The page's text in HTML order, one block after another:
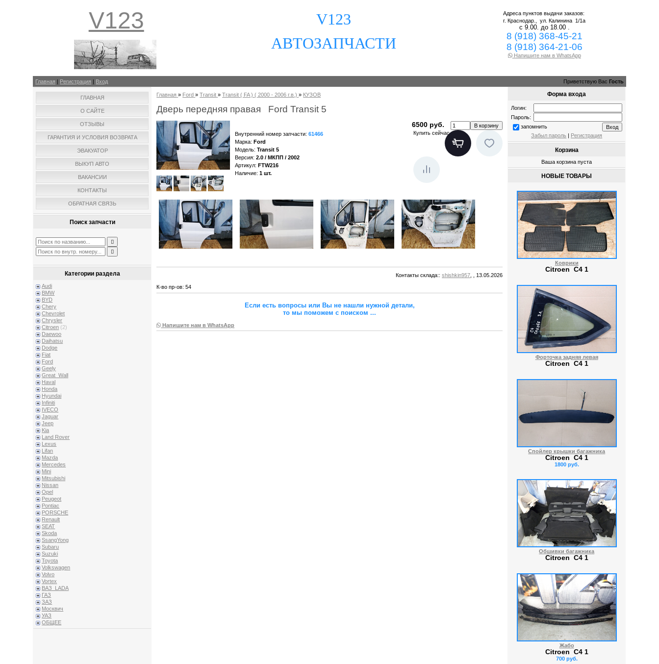
V123
V123
АВТОЗАПЧАСТИ
Адреса пунктов выдачи заказов:
г. Краснодар.,ул. Калинина 1/1а
с 9.00. до 18.00 .
8 (918) 368-45-21
8 (918) 364-21-06
Напишите нам в WhatsApp
Главная | Регистрация | Вход Приветствую Вас Гость
ГЛАВНАЯ
О САЙТЕ
ОТЗЫВЫ
ГАРАНТИЯ И УСЛОВИЯ ВОЗВРАТА
ЭВАКУАТОР
ВЫКУП АВТО
ВАКАНСИИ
КОНТАКТЫ
ОБРАТНАЯ СВЯЗЬ
Поиск запчасти
Категории раздела
Audi
BMW
BYD
Chery
Chevrolet
Chrysler
Citroen (2)
Daewoo
Daihatsu
Dodge
Fiat
Ford
Geely
Great_Wall
Haval
Honda
Hyundai
Infiniti
IVECO
Jaguar
Jeep
Kia
Land Rover
Lexus
Lifan
Mazda
Mercedes
Mini
Mitsubishi
Nissan
Opel
Peugeot
Pontiac
PORSCHE
Renault
SEAT
Skoda
SsangYong
Subaru
Suzuki
Toyota
Volkswagen
Volvo
Vortex
ВАЗ_LADA
ГАЗ
ЗАЗ
Москвич
УАЗ
ОБЩЕЕ
Главная » Ford »Transit »Transit ( FA ) ( 2000 - 2006 г.в.) » КУЗОВ
Дверь передняя правая Ford Transit 5
6500 руб.
Внутренний номер запчасти: 61466
Марка: Ford
Модель: Transit 5
Версия: 2.0 / МКПП / 2002
Артикул: FTW216
Наличие: 1 шт.
Купить сейчас
Контакты склада::shishkin957 , , 13.05.2026
К-во пр-ов: 54
Если есть вопросы или Вы не нашли нужной детали,
то мы поможем с поиском...
Напишите нам в WhatsApp
Форма входа
Логин:
Пароль:
запомнить
Забыл пароль | Регистрация
Корзина
Ваша корзина пуста
НОВЫЕ ТОВАРЫ
Коврики
Citroen C4 1
Форточка задняя левая
Citroen C4 1
Спойлер крышки багажника
Citroen C4 1
1800 руб.
Обшивки багажника
Citroen C4 1
Жабо
Citroen C4 1
700 руб.